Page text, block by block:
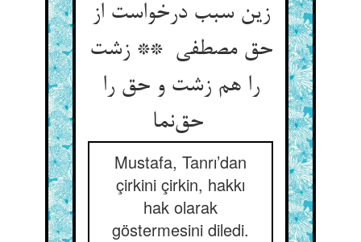
زین سبب درخواست از
حق مصطفی ** زشت
را هم زشت و حق را
حق‌نما
Mustafa, Tanrı’dan
çirkini çirkin, hakkı
hak olarak
göstermesini diledi.